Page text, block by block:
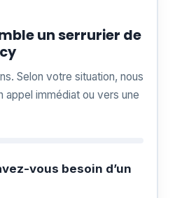
un serrurier de
Selon votre situation, nous
appel immédiat ou vers une
vous besoin d’un